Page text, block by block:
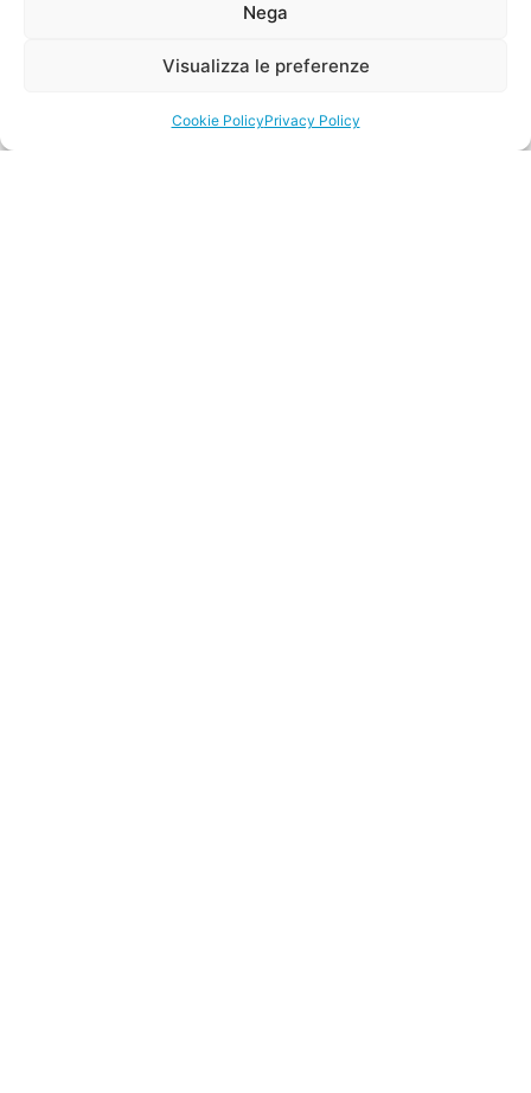
Nega
Visualizza le preferenze
Cookie PolicyPrivacy Policy